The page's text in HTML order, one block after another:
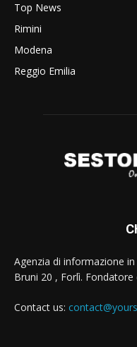
Top News
Rimini
Modena
Reggio Emilia
Agenzia di informazione
Bruni 20 , Forlì.
Contact us: